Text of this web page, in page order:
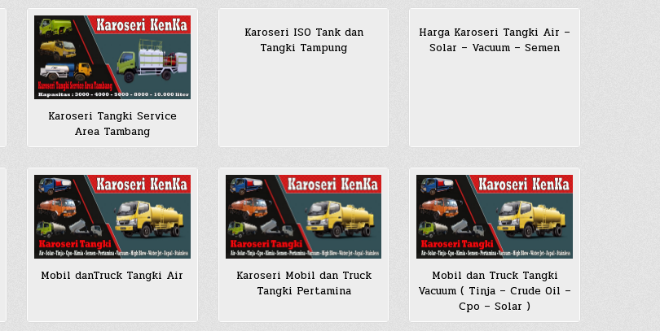
Karoseri Tangki Service
Area Tambang
Karoseri ISO Tank dan
Tangki Tampung
Harga Karoseri Tangki Air –
Solar – Vacuum – Semen
Mobil danTruck Tangki Air
Karoseri Mobil dan Truck
Tangki Pertamina
Mobil dan Truck Tangki
Vacuum ( Tinja – Crude Oil –
Cpo – Solar )